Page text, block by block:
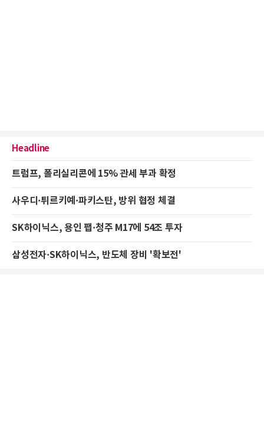
Headline
트럼프, 폴리실리콘에 15% 관세 부과 확정
사우디·튀르키예·파키스탄, 방위 협정 체결
SK하이닉스, 용인 팹·청주 M17에 54조 투자
삼성전자·SK하이닉스, 반도체 장비 '확보전'